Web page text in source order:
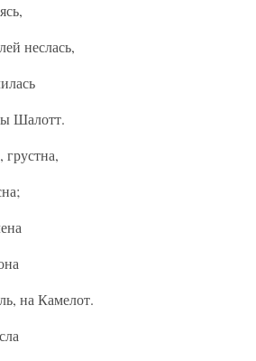
неслась,
грустна,
Камелот.